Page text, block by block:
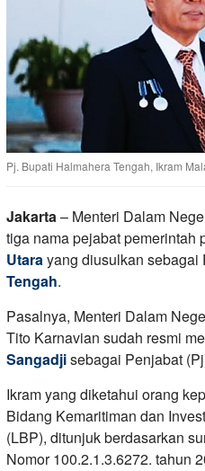
Pj. Bupati Halmahera Tengah, Ikram
Jakarta– Menteri Dalam
tiga nama pejabat pemerintah
Utarayang diusulkan sebagai
Tengah.
Pasalnya, Menteri Dalam
Tito Karnavian sudah resmi
Sangadjisebagai Penjabat
Ikram yang diketahui orang
Bidang Kemaritiman dan
(LBP), ditunjuk berdasarkan
Nomor 100.2.1.3.6272. tahun